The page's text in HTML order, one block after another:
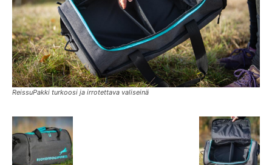
ReissuPakki turkoosi ja irrotettava valiseinä